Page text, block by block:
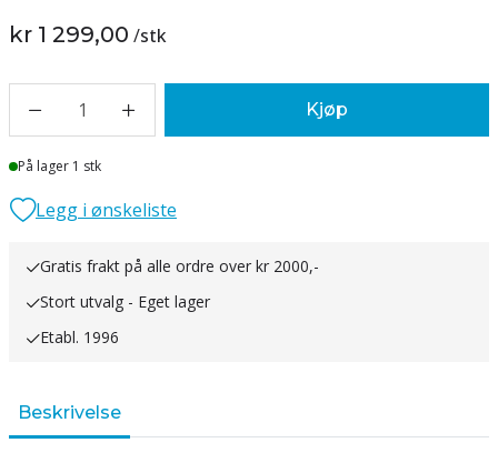
kr 1 299,00 /stk
1 Kjøp
Lager
På lager 1 stk
Legg i ønskeliste
Gratis frakt på alle ordre over kr 2000,-
Stort utvalg - Eget lager
Etabl. 1996
Beskrivelse